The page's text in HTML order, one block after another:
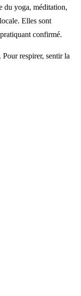
du yoga, méditation,
Elles sont
confirmé.
respirer, sentir la